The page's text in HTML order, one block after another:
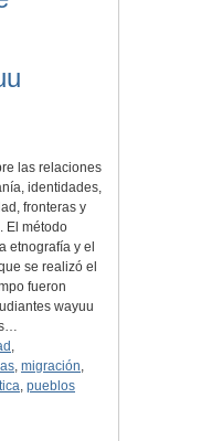
las relaciones
identidades,
fronteras y
El método
etnografía y el
se realizó el
fueron
wayuu
,
, migración,
, pueblos